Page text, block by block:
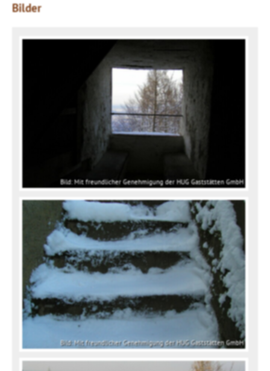
Bilder
Bild: Mit freundlicher Genehmigung der HUG Gaststätten GmbH
Bild: Mit freundlicher Genehmigung der HUG Gaststätten GmbH